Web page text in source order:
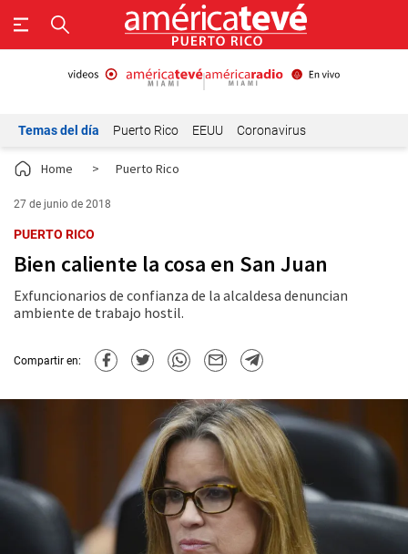
Temas del día Puerto Rico EEUU Coronavirus
Home > Puerto Rico
27 de junio de 2018
PUERTO RICO
Bien caliente la cosa en San Juan
Exfuncionarios de confianza de la alcaldesa denuncian
ambiente de trabajo hostil.
Compartir en: